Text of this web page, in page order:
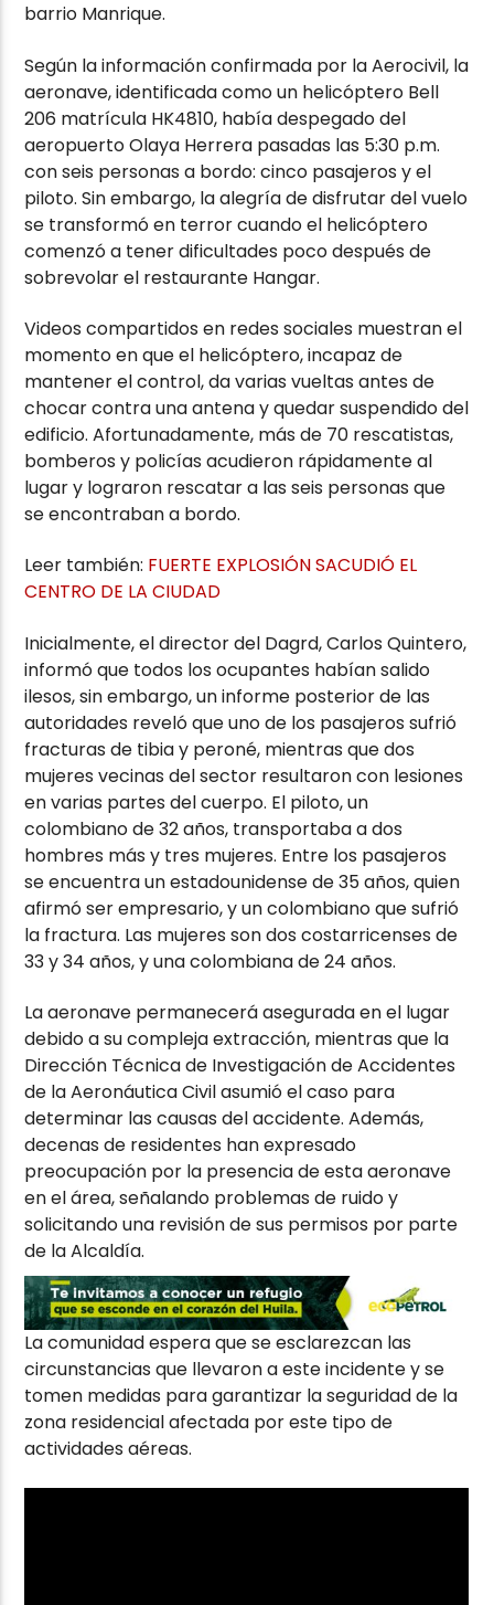
barrio Manrique.
Según la información confirmada por la Aerocivil, la
aeronave, identificada como un helicóptero Bell
206 matrícula HK4810, había despegado del
aeropuerto Olaya Herrera pasadas las 5:30 p.m.
con seis personas a bordo: cinco pasajeros y el
piloto. Sin embargo, la alegría de disfrutar del vuelo
se transformó en terror cuando el helicóptero
comenzó a tener dificultades poco después de
sobrevolar el restaurante Hangar.
Videos compartidos en redes sociales muestran el
momento en que el helicóptero, incapaz de
mantener el control, da varias vueltas antes de
chocar contra una antena y quedar suspendido del
edificio. Afortunadamente, más de 70 rescatistas,
bomberos y policías acudieron rápidamente al
lugar y lograron rescatar a las seis personas que
se encontraban a bordo.
Leer también: FUERTE EXPLOSIÓN SACUDIÓ EL
CENTRO DE LA CIUDAD
Inicialmente, el director del Dagrd, Carlos Quintero,
informó que todos los ocupantes habían salido
ilesos, sin embargo, un informe posterior de las
autoridades reveló que uno de los pasajeros sufrió
fracturas de tibia y peroné, mientras que dos
mujeres vecinas del sector resultaron con lesiones
en varias partes del cuerpo. El piloto, un
colombiano de 32 años, transportaba a dos
hombres más y tres mujeres. Entre los pasajeros
se encuentra un estadounidense de 35 años, quien
afirmó ser empresario, y un colombiano que sufrió
la fractura. Las mujeres son dos costarricenses de
33 y 34 años, y una colombiana de 24 años.
La aeronave permanecerá asegurada en el lugar
debido a su compleja extracción, mientras que la
Dirección Técnica de Investigación de Accidentes
de la Aeronáutica Civil asumió el caso para
determinar las causas del accidente. Además,
decenas de residentes han expresado
preocupación por la presencia de esta aeronave
en el área, señalando problemas de ruido y
solicitando una revisión de sus permisos por parte
de la Alcaldía.
La comunidad espera que se esclarezcan las
circunstancias que llevaron a este incidente y se
tomen medidas para garantizar la seguridad de la
zona residencial afectada por este tipo de
actividades aéreas.